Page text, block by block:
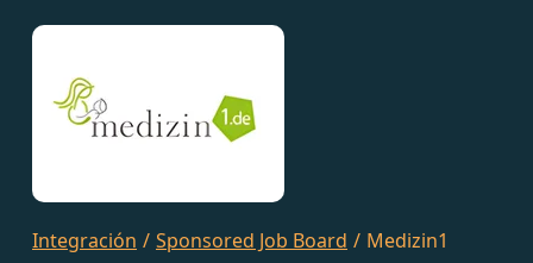
Integración / Sponsored Job Board / Medizin1